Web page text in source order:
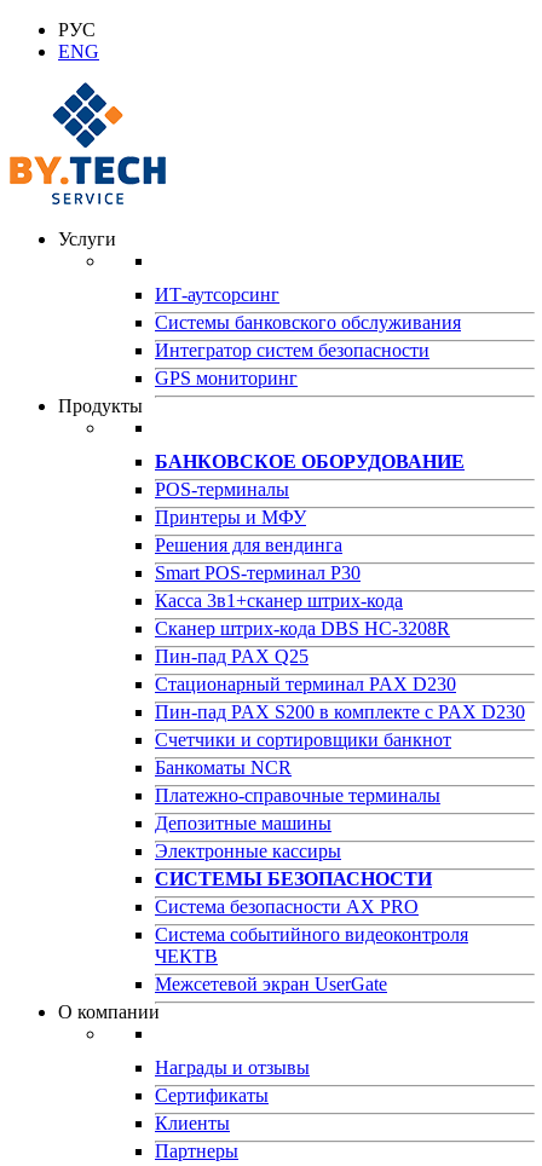
РУС
ENG
Услуги
ИТ-аутсорсинг
Системы банковского обслуживания
Интегратор систем безопасности
GPS мониторинг
Продукты
БАНКОВСКОЕ ОБОРУДОВАНИЕ
POS-терминалы
Принтеры и МФУ
Решения для вендинга
Smart POS-терминал P30
Касса 3в1+сканер штрих-кода
Сканер штрих-кода DBS HC-3208R
Пин-пад PAX Q25
Стационарный терминал PAX D230
Пин-пад PAX S200 в комплекте с PAX D230
Счетчики и сортировщики банкнот
Банкоматы NCR
Платежно-справочные терминалы
Депозитные машины
Электронные кассиры
СИСТЕМЫ БЕЗОПАСНОСТИ
Система безопасности AX PRO
Система событийного видеоконтроля
ЧЕКТВ
Межсетевой экран UserGate
О компании
Награды и отзывы
Сертификаты
Клиенты
Партнеры